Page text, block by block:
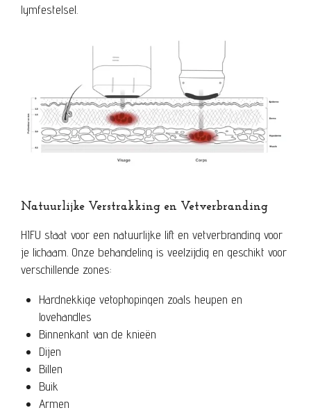
lymfestelsel.
Natuurlijke Verstrakking en Vetverbranding
HIFU staat voor een natuurlijke lift en vetverbranding voor
je lichaam. Onze behandeling is veelzijdig en geschikt voor
verschillende zones:
Hardnekkige vetophopingen zoals heupen en
lovehandles
Binnenkant van de knieën
Dijen
Billen
Buik
Armen